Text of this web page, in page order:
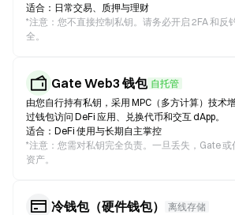
适合：日常交易、质押与理财
*注意：您不直接控制私钥。请务必开启 2FA 和反
全。
Gate Web3 钱包 自托管
由您自行持有私钥，采用 MPC（多方计算）技术
过钱包访问 DeFi 应用、兑换代币和交互 dApp。
适合：DeFi 使用与长期自主掌控
*注意：您需对私钥完全负责。一旦丢失，Gate
资产。
冷钱包（硬件钱包） 离线存储